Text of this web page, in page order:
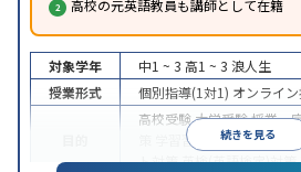
高校の元英語教員も講師として在籍
続きを見る
対象学年 中1 ~ 3 高1 ~ 3 浪人生
授業形式
個別指導(1対1) オンライ
高校受験大学受験授業・
学習習慣の定着国公立
ト対策英検(英語検定)対策